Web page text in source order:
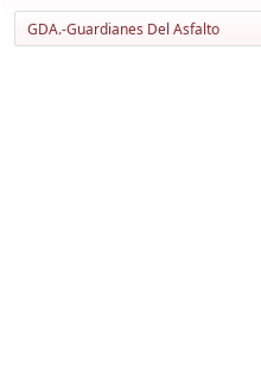
GDA.-Guardianes Del Asfalto